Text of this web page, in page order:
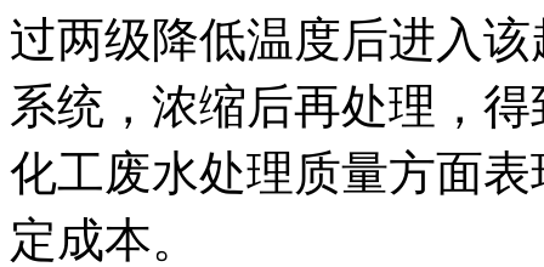
过两级降低温度后进入
系统，浓缩后再处理，
化工废水处理质量方面
定成本。